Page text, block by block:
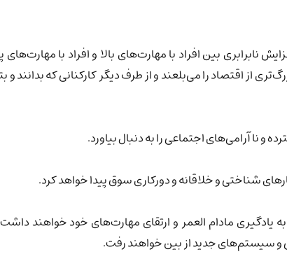
نابرابری بین افراد با مهارت‌های بالا و افراد با
از اقتصاد را می‌بلعند و از طرف دیگر کارکنانی که
و ناآرامی‌های اجتماعی را به دنبال بیاورد.
شناختی و خلاقانه و دورکاری سوق پیدا خواهد کرد.
یادگیری مادام العمر و ارتقای مهارت‌های خود خواهند
جدید از بین خواهند رفت.